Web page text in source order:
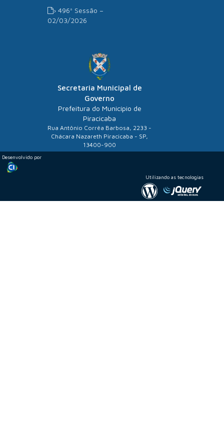
› 496ª Sessão –
02/03/2026
Secretaria Municipal de
Governo
Prefeitura do Município de
Piracicaba
Rua Antônio Corrêa Barbosa, 2233 -
Chácara Nazareth Piracicaba - SP,
13400-900
Desenvolvido por
Utilizando as tecnologias